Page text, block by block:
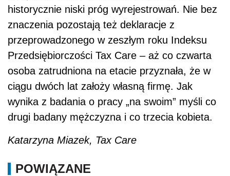
historycznie niski próg wyrejestrowań. Nie bez
znaczenia pozostają też deklaracje z
przeprowadzonego w zeszłym roku Indeksu
Przedsiębiorczości Tax Care – aż co czwarta
osoba zatrudniona na etacie przyznała, że w
ciągu dwóch lat założy własną firmę. Jak
wynika z badania o pracy „na swoim” myśli co
drugi badany mężczyzna i co trzecia kobieta.
Katarzyna Miazek, Tax Care
POWIĄZANE